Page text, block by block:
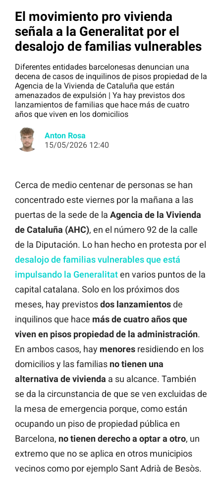
El movimiento pro vivienda
señala a la Generalitat por el
desalojo de familias vulnerables
Diferentes entidades barcelonesas denuncian una
decena de casos de inquilinos de pisos propiedad de la
Agencia de la Vivienda de Cataluña que están
amenazados de expulsión | Ya hay previstos dos
lanzamientos de familias que hace más de cuatro
años que viven en los domicilios
Anton Rosa
15/05/2026 12:40
Cerca de medio centenar de personas se han
concentrado este viernes por la mañana a las
puertas de la sede de la Agencia de la Vivienda
de Cataluña (AHC), en el número 92 de la calle
de la Diputación. Lo han hecho en protesta por el
desalojo de familias vulnerables que está
impulsando la Generalitaten varios puntos de la
capital catalana. Solo en los próximos dos
meses, hay previstosdos lanzamientosde
inquilinos que hace más de cuatro años que
viven en pisos propiedad de la administración.
En ambos casos, hay menores residiendo en los
domicilios y las familias no tienen una
alternativa de vivienda a su alcance. También
se da la circunstancia de que se ven excluidas de
la mesa de emergencia porque, como están
ocupando un piso de propiedad pública en
Barcelona, no tienen derecho a optar a otro, un
extremo que no se aplica en otros municipios
vecinos como por ejemplo Sant Adrià de Besòs.